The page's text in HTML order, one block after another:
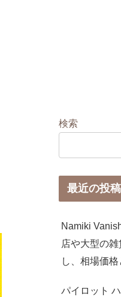
検索
最近の投稿
Namiki
店や大型の
し、相場価格
パイロット